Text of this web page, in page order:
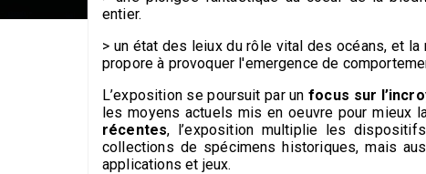
entier.
> un état des leiux du rôle vital des océans, et
propore à provoquer l'emergence de
L’exposition se poursuit par unfocus sur
les moyens actuels mis en oeuvre pour mieux
récentes, l’exposition multiplie les
collections de spécimens historiques, mais
applications et jeux.